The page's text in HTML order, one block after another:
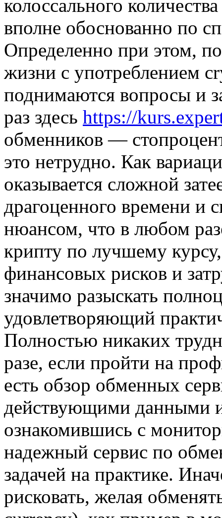
колоссального
вполне обоснованно по
Определенно при этом,
жизни с употреблением
поднимаются вопросы и
раз здесь https://
обменников —
это нетрудно. Как
оказывается сложной
драгоценного времени и
нюансом, что в любом
крипту по лучшему
финансовых рисков и
значимо разыскать
удовлетворяющий
Полностью никаких
разе, если пройти на
есть обзор обменных
действующими данными
ознакомившись с
надежный сервис по
задачей на практике.
рисковать, желая